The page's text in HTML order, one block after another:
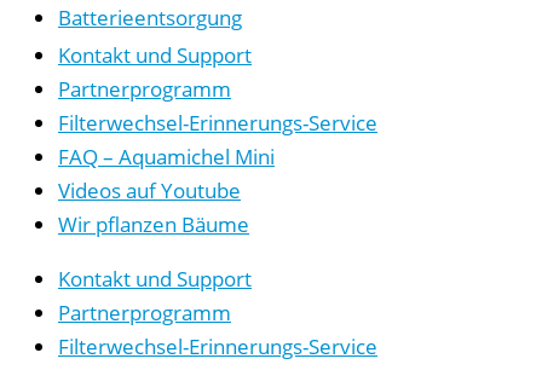
Batterieentsorgung
Kontakt und Support
Partnerprogramm
Filterwechsel-Erinnerungs-Service
FAQ – Aquamichel Mini
Videos auf Youtube
Wir pflanzen Bäume
Kontakt und Support
Partnerprogramm
Filterwechsel-Erinnerungs-Service